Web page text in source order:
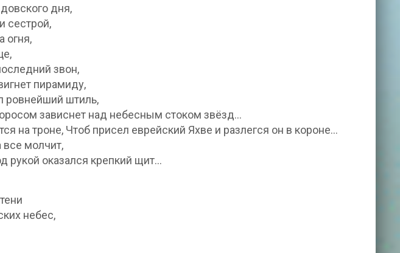
дня,
сестрой,
огня,
звон,
пирамиду,
ровнейший штиль,
зависнет над небесным стоком звёзд…
на троне, Чтоб присел еврейский Яхве и разлегся он в короне…
все молчит,
рукой оказался крепкий щит…
небес,